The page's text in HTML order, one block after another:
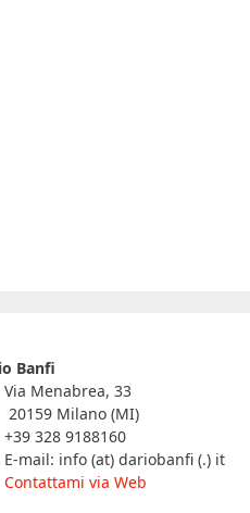
Banfi
Via Menabrea, 33
20159 Milano (MI)
+39 328 9188160
E-mail: info (at) dariobanfi (.) it
Contattami via Web